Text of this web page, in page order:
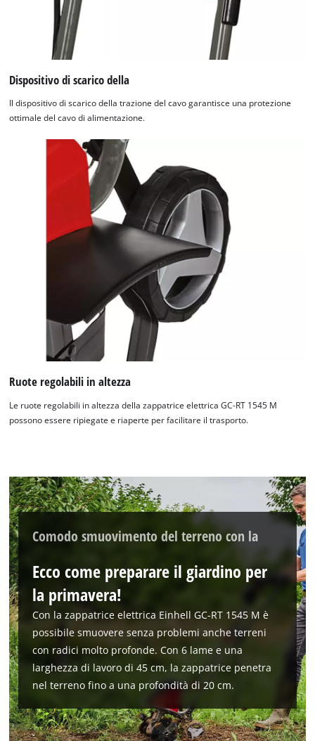
Abbiamo bisogno del vostro consenso
per caricare il servizio Google Maps !
This content is not permitted to load due
to trackers that are not disclosed to the
the site with their CMP to add this content
to the list of technologies used.
Powered byUsercentrics Consent
Dispositivo di scarico della
Il dispositivo di scarico della trazione del cavo garantisce una protezione
ottimale del cavo di alimentazione.
Ruote regolabili in altezza
Le ruote regolabili in altezza della zappatrice elettrica GC-RT 1545 M
possono essere ripiegate e riaperte per facilitare il trasporto.
Comodo smuovimento del terreno con la
Ecco come preparare il giardino per
la primavera!
Con la zappatrice elettrica Einhell GC-RT 1545 M è
possibile smuovere senza problemi anche terreni
con radici molto profonde. Con 6 lame e una
larghezza di lavoro di 45 cm, la zappatrice penetra
nel terreno fino a una profondità di 20 cm.